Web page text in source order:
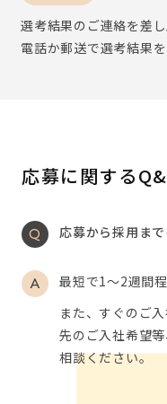
選考結果のご連絡を差
電話か郵送で選考結果を
応募に関する
応募から採用ま
最短で1～2週間程
また、すぐのご
先のご入社希望
相談ください。